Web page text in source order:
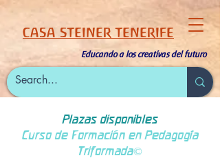
CASA STEINER TENERIFE
Educando a los creativas del futuro
Plazas disponibles
Curso de Formación en Pedagogía
Triformada©